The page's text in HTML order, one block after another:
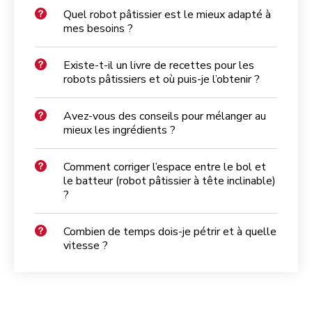
Quel robot pâtissier est le mieux adapté à
mes besoins ?
Existe-t-il un livre de recettes pour les
robots pâtissiers et où puis-je l’obtenir ?
Avez-vous des conseils pour mélanger au
mieux les ingrédients ?
Comment corriger l’espace entre le bol et
le batteur (robot pâtissier à tête inclinable)
?
Combien de temps dois-je pétrir et à quelle
vitesse ?